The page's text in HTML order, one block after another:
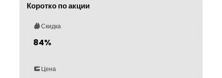
Коротко по акции
Скидка
84%
Цена